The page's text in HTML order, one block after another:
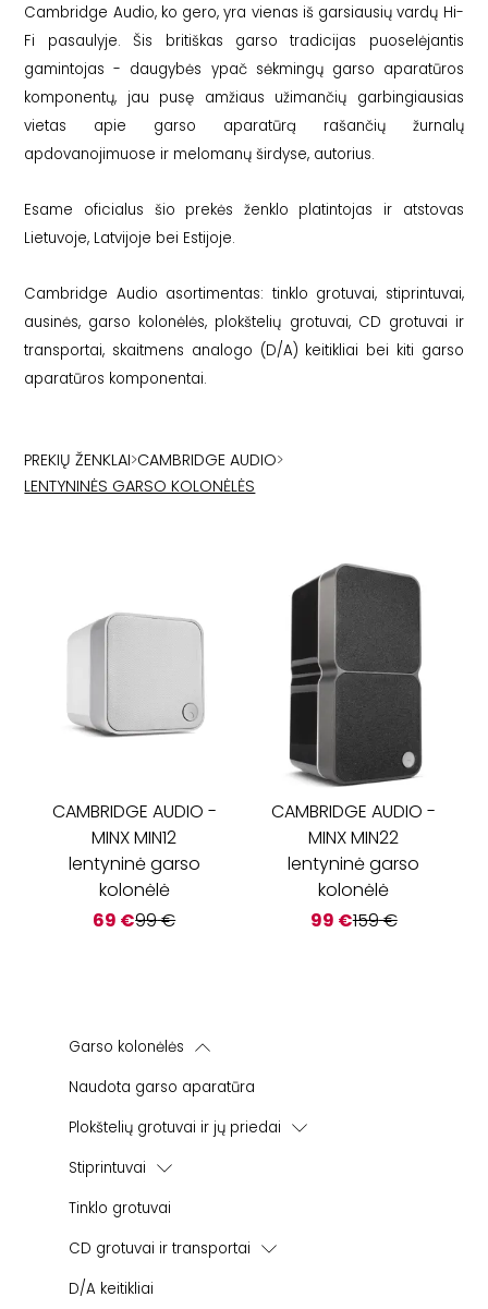
Cambridge Audio, ko gero, yra vienas iš garsiausių vardų Hi-
Fi pasaulyje. Šis britiškas garso tradicijas puoselėjantis
gamintojas - daugybės ypač sėkmingų garso aparatūros
komponentų, jau pusę amžiaus užimančių garbingiausias
vietas apie garso aparatūrą rašančių žurnalų
apdovanojimuose ir melomanų širdyse, autorius.
Esame oficialus šio prekės ženklo platintojas ir atstovas
Lietuvoje, Latvijoje bei Estijoje.
Cambridge Audio asortimentas: tinklo grotuvai, stiprintuvai,
ausinės, garso kolonėlės, plokštelių grotuvai, CD grotuvai ir
transportai, skaitmens analogo (D/A) keitikliai bei kiti garso
aparatūros komponentai.
PREKIŲ ŽENKLAI>CAMBRIDGE AUDIO>
LENTYNINĖS GARSO KOLONĖLĖS
Garso kolonėlės
Lentyninės garso kolonėlės
Namų kino sistemos
Instaliacinės kolonėlės
Lauko kolonėlės
Naudota garso aparatūra
Plokštelių grotuvai ir jų priedai
Korekciniai stiprintuvai
Stiprintuvai
Integruoti stiprintuvai
Galios stiprintuvai
Tinklo grotuvai
CD grotuvai ir transportai
CD grotuvai
D/A keitikliai
CAMBRIDGE AUDIO -
MINX MIN12
lentyninė garso
kolonėlė
69 €99€
CAMBRIDGE AUDIO -
MINX MIN22
lentyninė garso
kolonėlė
99 €159€